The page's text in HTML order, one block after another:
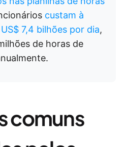
custam à
7,4 bilhões por dia,
de horas de
comuns